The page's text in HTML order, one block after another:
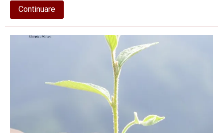
Continuareabout
Luna
plantării